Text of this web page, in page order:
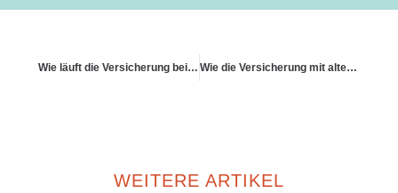
Wie läuft die Versicherung bei Modulhäusern? Wie die Versicherung mit alternativen Heizsystemen umgeht
WEITERE ARTIKEL